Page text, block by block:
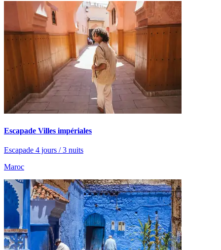
Escapade Villes impériales
Escapade 4 jours / 3 nuits
Maroc